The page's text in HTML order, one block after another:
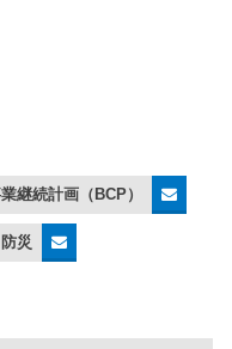
継続計画（BCP）
防災